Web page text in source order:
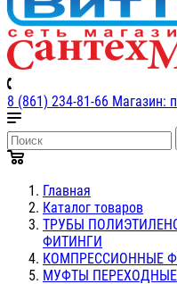
8 (861) 234-81-66 Магазин:
Главная
Каталог товаров
ТРУБЫ
ФИТИНГИ
КОМПРЕССИОННЫЕ
МУФТЫ